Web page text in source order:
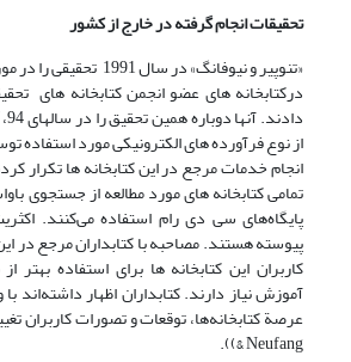
تحقیقات انجام گرفته در خارج از کشور
«تنوپیر و نیوفانگ» در
درکتابخانه های عضو انجمن کتابخانه های
از نوع فرآورده های الکترونیکی مورد استفاده
انجام خدمات مرجع در این کتابخانه ها تکرار
تمامی کتابخانه های مورد مطالعه از جستجوی
پایگاه‌های سی دی رام استفاده می‌کنند.
پیوسته هستند. مصاحبه با کتابداران مرجع در
کاربران این کتابخانه ها برای استفاده بهتر
آموزش نیاز دارند. کتابداران اظهار داشته‌اند
& Neufang)).